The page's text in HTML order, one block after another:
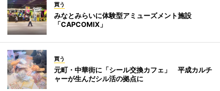
買う
みなとみらいに体験型アミューズメント施設
「CAPCOMIX」
買う
元町・中華街に「シール交換カフェ」 平成カルチ
ャーが生んだシル活の拠点に